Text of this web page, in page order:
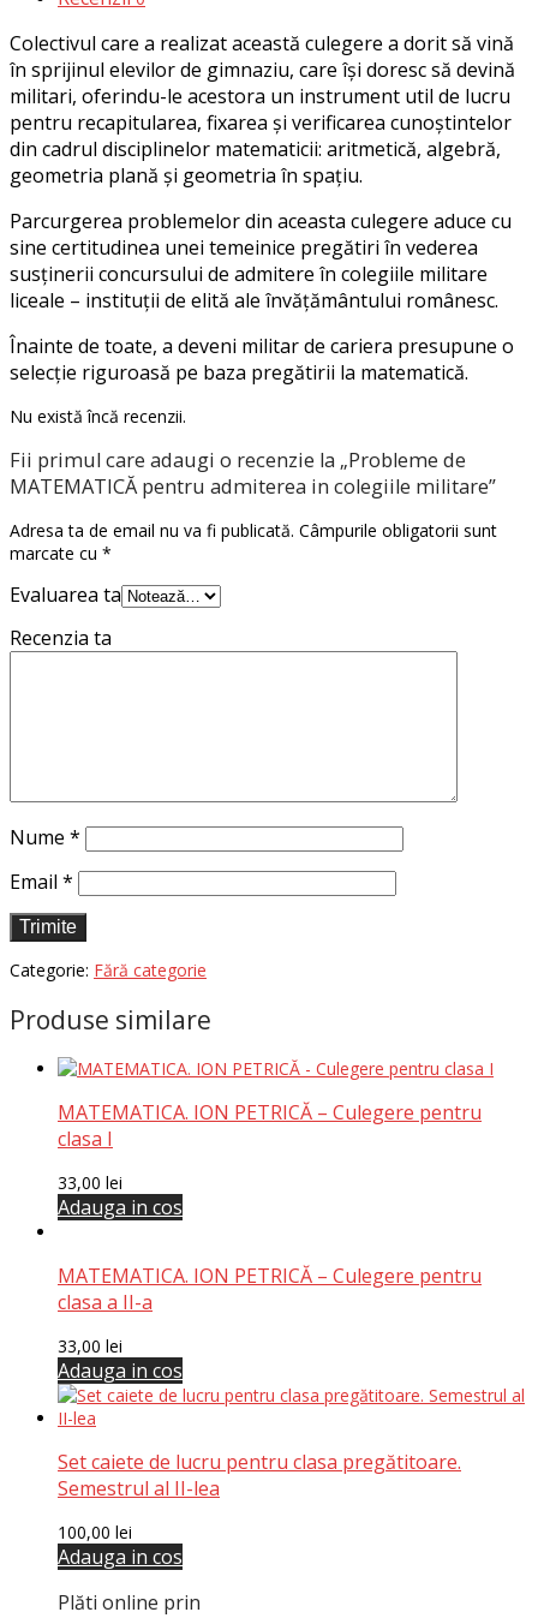
Colectivul care a realizat această culegere a dorit să vină
în sprijinul elevilor de gimnaziu, care îşi doresc să devină
militari, oferindu-le acestora un instrument util de lucru
pentru recapitularea, fixarea şi verificarea cunoştintelor
din cadrul disciplinelor matematicii: aritmetică, algebră,
geometria plană şi geometria în spaţiu.
Parcurgerea problemelor din aceasta culegere aduce cu
sine certitudinea unei temeinice pregătiri în vederea
susţinerii concursului de admitere în colegiile militare
liceale – instituţii de elită ale învăţământului românesc.
Înainte de toate, a deveni militar de cariera presupune o
selecţie riguroasă pe baza pregătirii la matematică.
Nu există încă recenzii.
Fii primul care adaugi o recenzie la „Probleme de
MATEMATICĂ pentru admiterea in colegiile militare”
Adresa ta de email nu va fi publicată. Câmpurile obligatorii sunt
marcate cu *
Evaluarea ta
Recenzia ta
Nume *
Email *
Categorie: Fără categorie
Produse similare
MATEMATICA. ION PETRICĂ – Culegere pentru
clasa I
33,00 lei
Adauga in cos
MATEMATICA. ION PETRICĂ – Culegere pentru
clasa a II-a
33,00 lei
Adauga in cos
Set caiete de lucru pentru clasa pregătitoare.
Semestrul al II-lea
100,00 lei
Adauga in cos
Plăti online prin